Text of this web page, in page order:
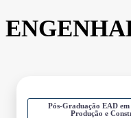
Pós-Graduação EAD
Produção e